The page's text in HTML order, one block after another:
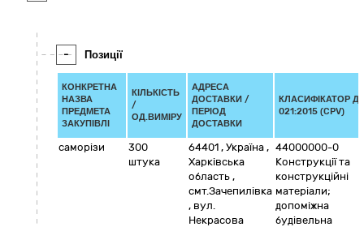
- Позиції
КОНКРЕТНА
НАЗВА
ПРЕДМЕТА
ЗАКУПІВЛІ
КІЛЬКІСТЬ
/
ОД.ВИМІРУ
АДРЕСА
ДОСТАВКИ /
ПЕРІОД
ДОСТАВКИ
КЛАСИФІКАТОР ДК
021:2015 (CPV)
саморізи
300
штука
64401 , Україна ,
Харківська
область ,
смт.Зачепилівка
, вул.
Некрасова
44000000-0
Конструкції та
конструкційні
матеріали;
допоміжна
будівельна